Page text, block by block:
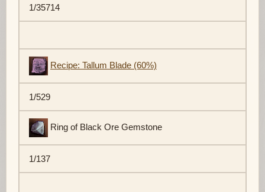
1/35714
Recipe: Tallum Blade (60%)
1/529
Ring of Black Ore Gemstone
1/137